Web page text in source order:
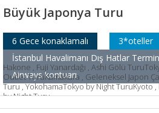
Büyük Japonya Turu
6 Gece konaklamalı
3*oteller
İstanbul Havalimanı Dış Hatlar
Airways kontuarı
Hakone , Fuji Yanardağı , Ashi Gölü
Outlet TuruKamakura , Geleneksel Japon
Turu , YokohamaTokyo by Night TuruKyoto
by Night Turu